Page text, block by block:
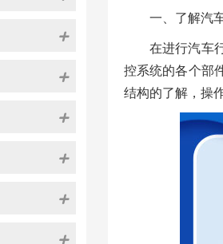
一、了解汽
在进行汽车
控系统的各个部
结构的了解，操